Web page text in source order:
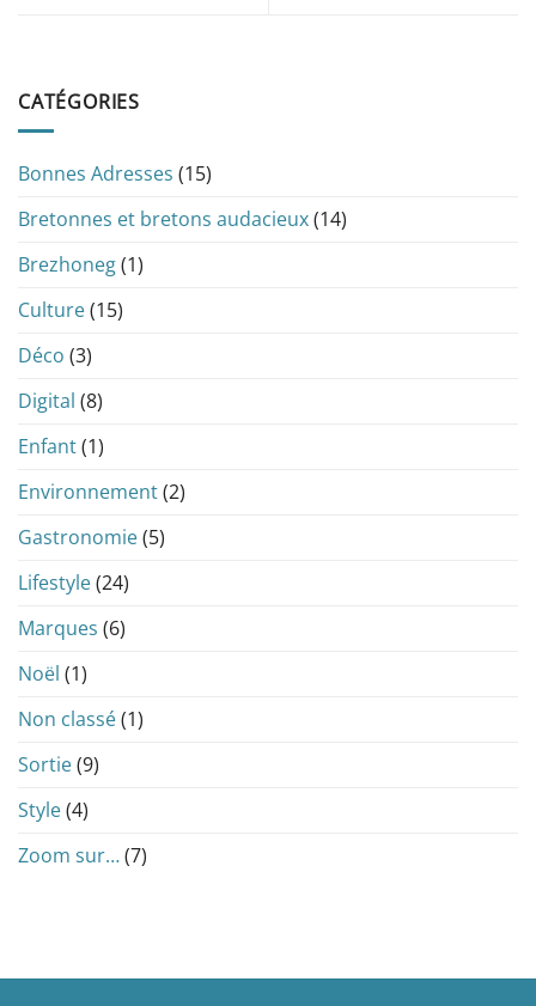
CATÉGORIES
Bonnes Adresses (15)
Bretonnes et bretons audacieux(14)
Brezhoneg(1)
Culture(15)
Déco (3)
Digital (8)
Enfant(1)
Environnement(2)
Gastronomie(5)
Lifestyle(24)
Marques (6)
Noël (1)
Non classé(1)
Sortie(9)
Style(4)
Zoom sur…(7)